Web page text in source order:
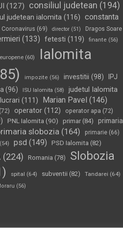
(127) consiliul judetean (194)
judetean ialomita(116) constanta
Coronavirus (69) director(51)
Dragos Soare
(133) fetesti (119) finante (56)
(60)
Ialomita
impozite (56) investitii (98)
IPJ
(96) ISU Ialomita (58)
judetul Ialomita
lucrari (111) Marian Pavel (146)
(72) operator(112) operator apa (72)
PNL Ialomita (90) primar(84)
primaria
slobozia(164) primarie(66)
(54) psd (149) PSD Ialomita (82)
(224) Romania (78)
Slobozia
spital (64) subventii (82) Tandarei (64)
(56)